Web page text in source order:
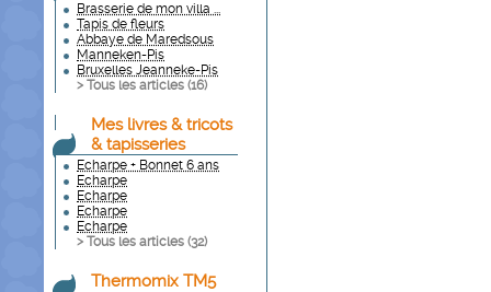
Brasserie de mon villa ...
Tapis de fleurs
Abbaye de Maredsous
Manneken-Pis
Bruxelles Jeanneke-Pis
> Tous les articles (16)
Mes livres & tricots
& tapisseries
Echarpe + Bonnet 6 ans
Echarpe
Echarpe
Echarpe
Echarpe
> Tous les articles (32)
Thermomix TM5